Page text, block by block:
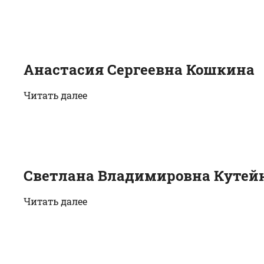
Анастасия Сергеевна Кошкина
Читать далее
Светлана Владимировна
Читать далее